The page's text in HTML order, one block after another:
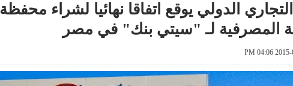
التجاري الدولي يوقع اتفاقا نهائيا لشراء محفظة
المصرفية لـ "سيتي بنك" في مصر